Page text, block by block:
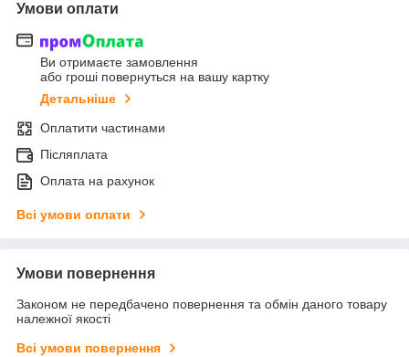
Умови оплати
Ви отримаєте замовлення
або гроші повернуться на вашу картку
Детальніше
Оплатити частинами
Післяплата
Оплата на рахунок
Всі умови оплати
Умови повернення
Законом не передбачено повернення та обмін даного товару
належної якості
Всі умови повернення